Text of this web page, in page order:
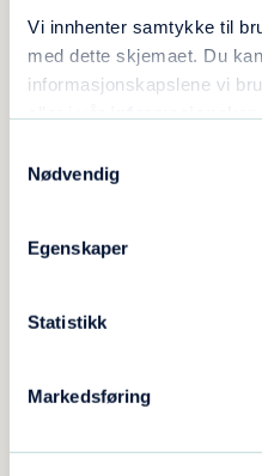
Vi innhenter samtykke til
med dette skjemaet. Du
informasjonskapslene vi
Nødvendig
Egenskaper
Statistikk
Markedsføring
skapte trøbbel i